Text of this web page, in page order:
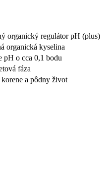
organický regulátor pH (plus)
organická kyselina
pH o cca 0,1 bodu
fáza
a pôdny život